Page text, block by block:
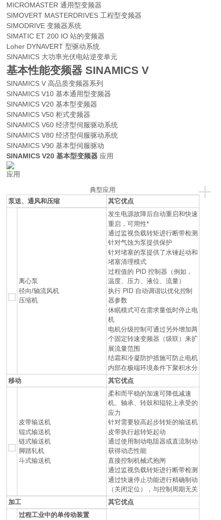
MICROMASTER 通用型变频器
SIMOVERT MASTERDRIVES 工程型变频器
SIMODRIVE 变频器系统
SIMATIC ET 200 IO 站的变频器
Loher DYNAVERT 型驱动系统
SINAMICS 大功率光伏电站逆变单元
基本性能变频器 SINAMICS V
SINAMICS V 高品质变频器系列
SINAMICS V10 基本通用型变频器
SINAMICS V20 基本型变频器
SINAMICS V50 柜式变频器
SINAMICS V60 经济型伺服驱动系统
SINAMICS V80 经济型伺服驱动系统
SINAMICS V90 基本型伺服驱动
SINAMICS V20 基本型变频器 应用
应用
+
典型应用
泵送、通风和压缩
其它优点
离心泵
径向/轴流风机
压缩机
发生电源故障后自动重启和快速
重启，可用性*
通过监视负载转矩进行断带检测
针对气蚀为泵提供保护
针对堵塞的泵提供了水锤起动和
堵塞清理模式
过程值的 PID 控制器（例如，
温度、压力、液位、流量）
执行 PID 自动调谐以优化控制
器参数
休眠模式可在需求量低时停止电
机
电机分级控制可通过另外增加两
个固定转速变频器（级联）来扩
展流量范围
结霜和冷凝防护措施可防止电机
内部在极端环境条件下聚积水分
移动 其它优点
皮带输送机
辊式输送机
链式输送机
脚踏轧机
斗式输送机
柔和而平稳的加速可降低减速
机、轴承、转鼓和辊轮上承受的
应力
针对需要较高起步转矩的输送机
皮带执行超转矩起动
通过使用制动电阻器或直流制动
获得动态性能
直接控制机械式抱闸
通过监视负载转矩进行断带检测
通过快速停止功能进行精确制动
（关闭定位），与控制周期无关
加工
其它优点
过程工业中的单传动装置